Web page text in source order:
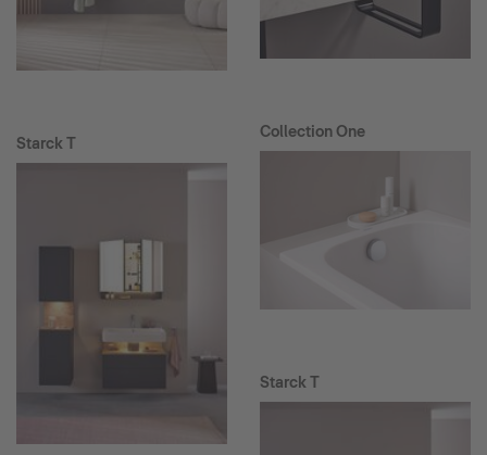
Starck T
Collection One
Starck T